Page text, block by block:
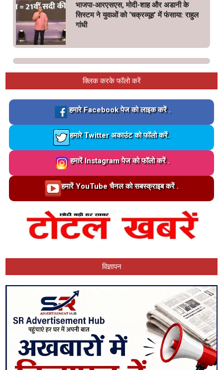
भाजपा-आरएसएस, मोदी-शाह और अडानी के
सिस्टम ने युवाओं को ‘चक्रव्यूह’ में फंसाया: राहुल
गांधी
क्लिक करके फॉलो करें
Loading…
हमारे Facebook पेज को लाइक करें .
Loading…
हमारे Twitter अकाउंट को फॉलो करें.
Loading…
हमारें Instagram पेज को फॉलो करें .
Loading…
हमारें YouTube चैनल को सबस्क्राइब करें .
विज्ञापन